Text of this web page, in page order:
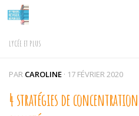
Skip to content
LYCÉE ET PLUS
PAR CAROLINE · 17 FÉVRIER 2020
4 stratégies de